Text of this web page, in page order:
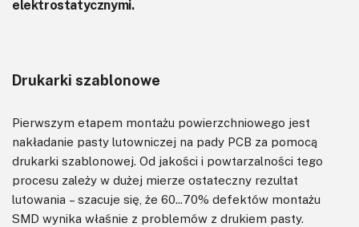
elektrostatycznymi.
Drukarki szablonowe
Pierwszym etapem montażu powierzchniowego jest
nakładanie pasty lutowniczej na pady PCB za pomocą
drukarki szablonowej. Od jakości i powtarzalności tego
procesu zależy w dużej mierze ostateczny rezultat
lutowania – szacuje się, że 60...70% defektów montażu
SMD wynika właśnie z problemów z drukiem pasty.